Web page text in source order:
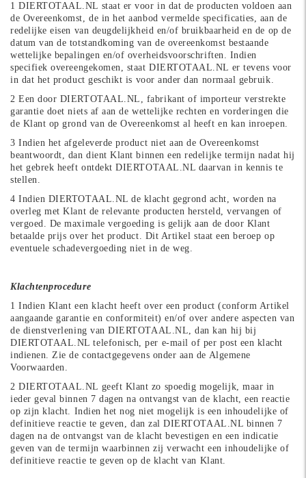
1 DIERTOTAAL.NL staat er voor in dat de producten voldoen aan
de Overeenkomst, de in het aanbod vermelde specificaties, aan de
redelijke eisen van deugdelijkheid en/of bruikbaarheid en de op de
datum van de totstandkoming van de overeenkomst bestaande
wettelijke bepalingen en/of overheidsvoorschriften. Indien
specifiek overeengekomen, staat DIERTOTAAL.NL er tevens voor
in dat het product geschikt is voor ander dan normaal gebruik.
2 Een door DIERTOTAAL.NL, fabrikant of importeur verstrekte
garantie doet niets af aan de wettelijke rechten en vorderingen die
de Klant op grond van de Overeenkomst al heeft en kan inroepen.
3 Indien het afgeleverde product niet aan de Overeenkomst
beantwoordt, dan dient Klant binnen een redelijke termijn nadat hij
het gebrek heeft ontdekt DIERTOTAAL.NL daarvan in kennis te
stellen.
4 Indien DIERTOTAAL.NL de klacht gegrond acht, worden na
overleg met Klant de relevante producten hersteld, vervangen of
vergoed. De maximale vergoeding is gelijk aan de door Klant
betaalde prijs over het product. Dit Artikel staat een beroep op
eventuele schadevergoeding niet in de weg.
Klachtenprocedure
1 Indien Klant een klacht heeft over een product (conform Artikel
aangaande garantie en conformiteit) en/of over andere aspecten van
de dienstverlening van DIERTOTAAL.NL, dan kan hij bij
DIERTOTAAL.NL telefonisch, per e-mail of per post een klacht
indienen. Zie de contactgegevens onder aan de Algemene
Voorwaarden.
2 DIERTOTAAL.NL geeft Klant zo spoedig mogelijk, maar in
ieder geval binnen 7 dagen na ontvangst van de klacht, een reactie
op zijn klacht. Indien het nog niet mogelijk is een inhoudelijke of
definitieve reactie te geven, dan zal DIERTOTAAL.NL binnen 7
dagen na de ontvangst van de klacht bevestigen en een indicatie
geven van de termijn waarbinnen zij verwacht een inhoudelijke of
definitieve reactie te geven op de klacht van Klant.